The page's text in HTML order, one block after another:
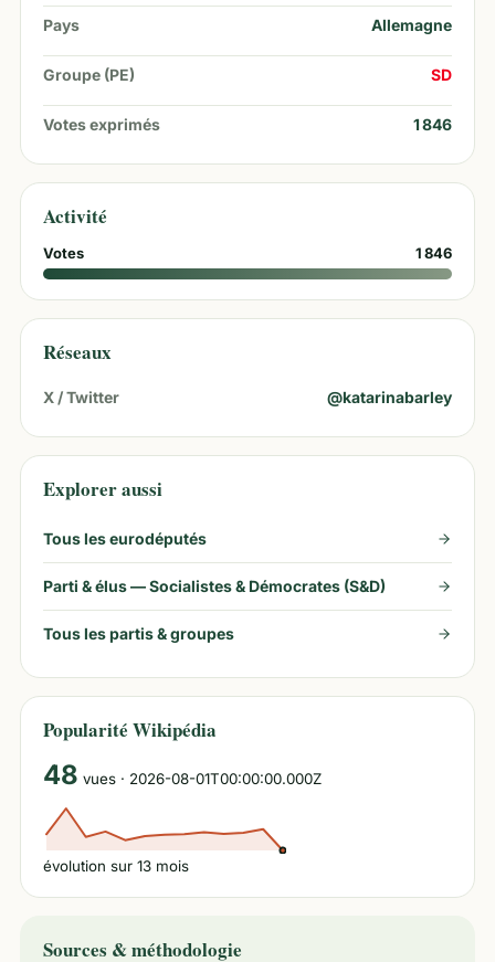
Pays Allemagne
Groupe (PE) SD
Votes exprimés 1 846
Activité
Votes 1 846
Réseaux
X / Twitter @katarinabarley
Explorer aussi
Tous les eurodéputés
Parti & élus —Socialistes & Démocrates (S&D)
Tous les partis & groupes
Popularité Wikipédia
48 vues · 2026-08-01T00:00:00.000Z
évolution sur 13 mois
Sources & méthodologie